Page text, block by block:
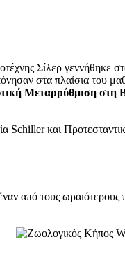
Σίλερ γεννήθηκε
στα πλαίσια
Μεταρρύθμιση στη
από τους ωραιότερους